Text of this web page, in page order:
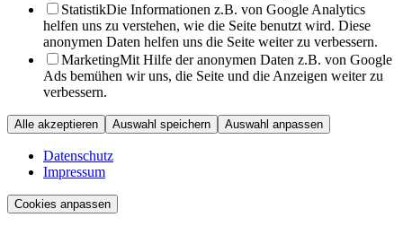
StatistikDie Informationen z.B. von Google Analytics
helfen uns zu verstehen, wie die Seite benutzt wird. Diese
anonymen Daten helfen uns die Seite weiter zu verbessern.
MarketingMit Hilfe der anonymen Daten z.B. von Google
Ads bemühen wir uns, die Seite und die Anzeigen weiter zu
verbessern.
Alle akzeptieren Auswahl speichern Auswahl anpassen
Datenschutz
Impressum
Cookies anpassen